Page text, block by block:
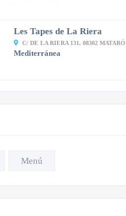
Les Tapes de La Riera
C/ DE LA RIERA 131, 08302 MATARÓ
Mediterránea
Menú